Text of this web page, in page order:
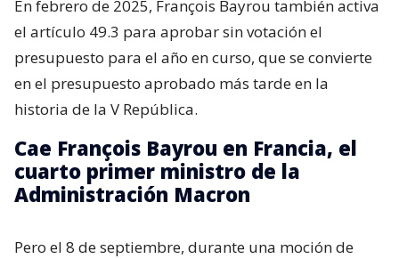
En febrero de 2025, François Bayrou también activa
el artículo 49.3 para aprobar sin votación el
presupuesto para el año en curso, que se convierte
en el presupuesto aprobado más tarde en la
historia de la V República.
Cae François Bayrou en Francia, el
cuarto primer ministro de la
Administración Macron
Pero el 8 de septiembre, durante una moción de